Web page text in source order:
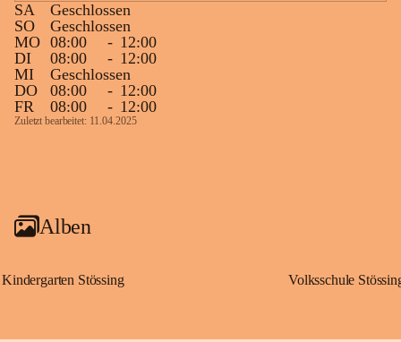
SA
Geschlossen
SO
Geschlossen
MO 08:00 - 12:00
DI
08:00 - 12:00
MI
Geschlossen
DO
08:00 - 12:00
FR
08:00 - 12:00
Zuletzt bearbeitet: 11.04.2025
Alben
Kindergarten Stössing Volksschule